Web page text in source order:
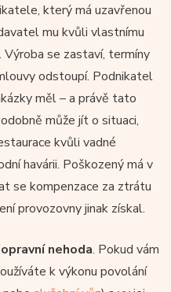
který má uzavřenou
mu kvůli vlastnímu
Výroba se zastaví, termíny
odstoupí. Podnikatel
měl – a právě tato
může jít o situaci,
kvůli vadné
havárii. Poškozený má v
se kompenzace za ztrátu
provozovny jinak získal.
nehoda. Pokud vám
k výkonu povolání